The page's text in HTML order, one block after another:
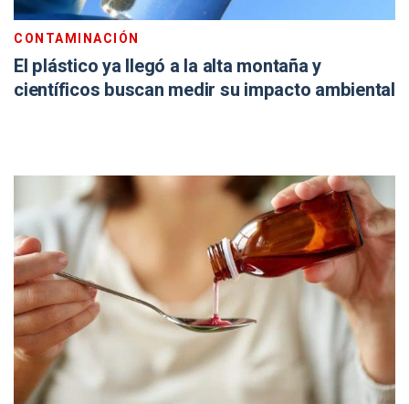
CONTAMINACIÓN
El plástico ya llegó a la alta montaña y
científicos buscan medir su impacto ambiental